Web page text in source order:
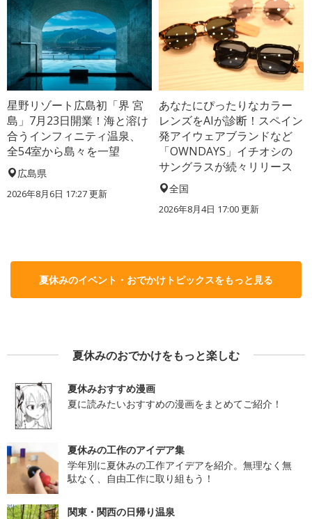
星野リゾート広島初「界 宮
島」7月23日開業！海と溶け
合うインフィニティ温泉、
全54室から島々を一望
広島県
2026年8月6日 17:27更新
あなたにぴったりなカラー
レンズをAIが診断！スペイン
発アイウェアブランドなど
「OWNDAYS」イチオシの
サングラスが続々リリース
全国
2026年8月4日 17:00更新
夏休みのイベント・おでかけトピックスをもっと見る
夏休みのおでかけをもっと楽しむ
夏休みおすすめ漫画
夏に読みたいおすすめの漫画をまとめてご紹介！
夏休みの工作のアイデア集
学年別に夏休みの工作アイデアを紹介。無理なく無
駄なく、自由工作に取り組もう！
関東・関西の日帰り温泉